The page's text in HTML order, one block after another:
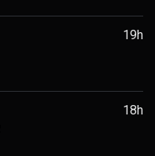
19h
18h